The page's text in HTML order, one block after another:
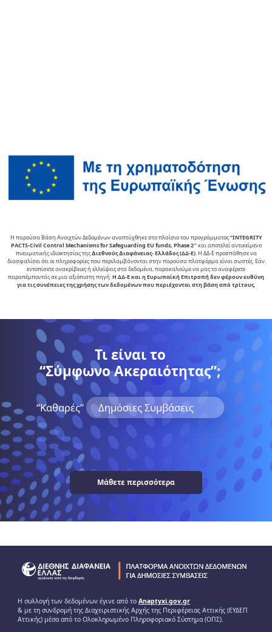
Η παρούσα Βάση Ανοιχτών Δεδομένων αναπτύχθηκε στο πλαίσιο του προγράμματος“INTEGRITY
PACTS-Civil Control Mechanisms for Safeguarding EU funds, Phase 2″και αποτελεί αντικείµενο
πνευµατικής ιδιοκτησίας της∆ιεθνούς ∆ιαφάνειας- Ελλάδος (ΔΔ-Ε). Η ΔΔ-Ε προσπάθησε να
διασφαλίσει ότι οι πληροφορίες που περιλαμβάνονται στην παρούσα πλατφόρμα είναι σωστές. Εάν
εντοπίσετε ανακρίβειες ή ελλείψεις στα δεδομένα, παρακαλούμε να μας το αναφέρετε
παραπέμποντάς σε μια αξιόπιστη πηγή.Η ΔΔ-Ε και η Ευρωπαϊκή Επιτροπή δεν φέρουν ευθύνη
για τις συνέπειες της χρήσης των δεδομένων που περιέχονται στη βάση από τρίτους.
Τι είναι το
“Σύμφωνο Ακεραιότητας”;
“Kαθαρές” Δημόσιες Συμβάσεις
Μάθετε περισσότερα
Η συλλογή των δεδομένων έγινε από το Anaptyxi.gov.gr
& με τη συνδρομή της Διαχειριστικής Αρχής της Περιφέρειας Αττικής (ΕΥΔΕΠ
Αττικής) μέσα από το Ολοκληρωμένο Πληροφοριακό Σύστημα (ΟΠΣ).